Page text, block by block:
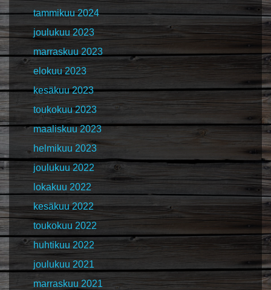
tammikuu 2024
joulukuu 2023
marraskuu 2023
elokuu 2023
kesäkuu 2023
toukokuu 2023
maaliskuu 2023
helmikuu 2023
joulukuu 2022
lokakuu 2022
kesäkuu 2022
toukokuu 2022
huhtikuu 2022
joulukuu 2021
marraskuu 2021